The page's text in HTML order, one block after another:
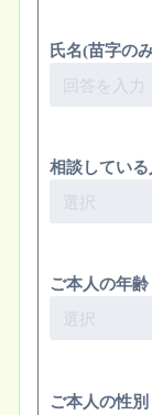
氏名(苗字の
相談している
ご本人の年齢
ご本人の性別